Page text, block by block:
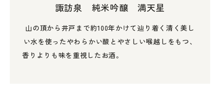
諏訪泉 純米吟醸 満天星
山の頂から井戸まで約100年かけて辿り着く清く美し
い水を使ったやわらかい酸とやさしい喉越しをもつ、
香りよりも味を重視したお酒。